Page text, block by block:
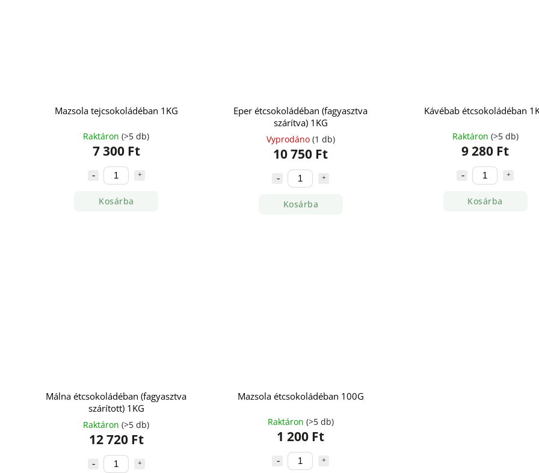
Mazsola tejcsokoládéban 1KG
Raktáron(>5 db)
7 300 Ft
Kosárba
Eper étcsokoládéban (fagyasztva
szárítva) 1KG
Vyprodáno (1 db)
10 750 Ft
Kosárba
Kávébab étcsokoládéban
Raktáron (>5 db)
9 280 Ft
Kosárba
Málna étcsokoládéban (fagyasztva
szárított) 1KG
Raktáron(>5 db)
12 720 Ft
Mazsola étcsokoládéban 100G
Raktáron (>5 db)
1 200 Ft